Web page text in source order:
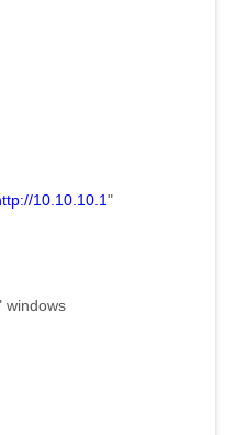
10.10.10.1"
windows